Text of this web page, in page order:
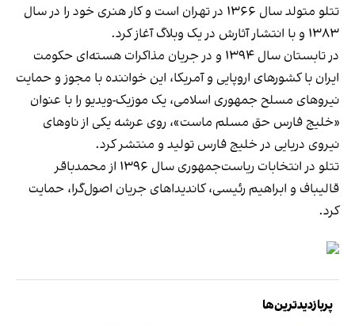
تتلو متولد سال ۱۳۶۶ در تهران است و کار هنری خود را در سال
۱۳۸۳ و با انتشار آثارش در یک وبلاگ آغاز کرد.
در تابستان سال ۱۳۹۴ و در جریان مذاکرات هسته‌ای حکومت
ایران با کشورهای اروپایی و آمریکا، این خواننده با مجوز و حمایت
نیروهای مسلح جمهوری اسلامی، یک موزیک-ویدیو را با عنوان
«خلیج فارس حق مسلم ماست»، روی عرشه یکی از ناوهای
نیروی دریایی در خلیج فارس تولید و منتشر کرد.
تتلو در انتخابات ریاست‌جمهوری سال ۱۳۹۶ از محمدباقر
قالیباف و ابراهیم رئیسی، کاندیداهای جریان اصول‌گرا، حمایت
کرد.
پربازدیدترین‌ها